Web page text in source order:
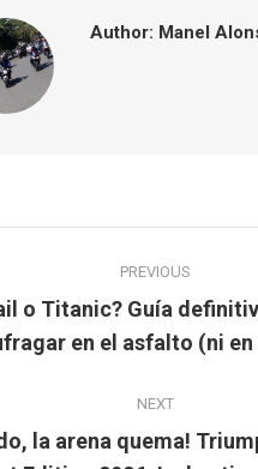
Author: Manel
PREVIOUS
Previous
post:
o Titanic? Guía
en el asfalto (ni
NEXT
la arena quema!